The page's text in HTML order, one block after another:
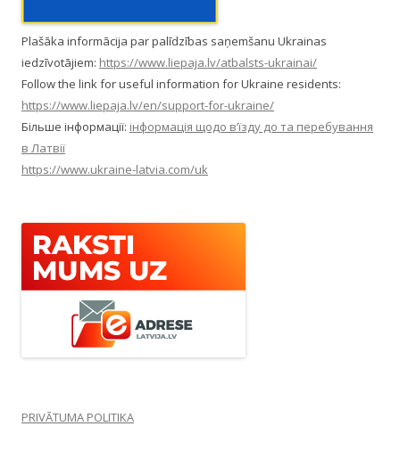
Plašāka informācija par palīdzības saņemšanu Ukrainas
iedzīvotājiem: https://www.liepaja.lv/atbalsts-ukrainai/
Follow the link for useful information for Ukraine residents:
https://www.liepaja.lv/en/support-for-ukraine/
Більше інформації: інформація щодо в’їзду до та перебування
в Латвії
https://www.ukraine-latvia.com/uk
PRIVĀTUMA POLITIKA